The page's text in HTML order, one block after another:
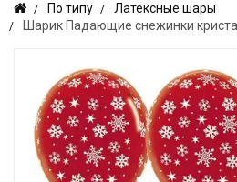
По типу
Латексные шары
Шарик Падающие снежинки